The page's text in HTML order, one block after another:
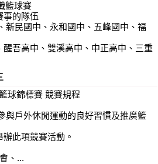
籃球賽
事的隊伍
新民國中、永和國中、五峰國中、福
吾高中、雙溪高中、中正高中、三重
球錦標賽 競賽規程
與戶外休閒運動的良好習慣及推廣籃
此項競賽活動。
、...